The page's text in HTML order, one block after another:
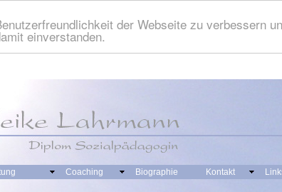
der Webseite zu verbessern
einverstanden.
Coaching Biographie Kontakt